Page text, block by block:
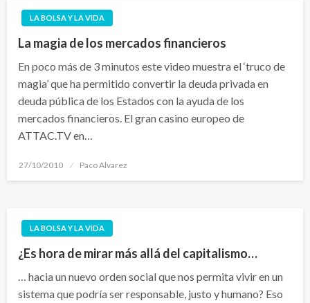
LA BOLSA Y LA VIDA
La magia de los mercados financieros
En poco más de 3 minutos este video muestra el ‘truco de
magia’ que ha permitido convertir la deuda privada en
deuda pública de los Estados con la ayuda de los
mercados financieros. El gran casino europeo de
ATTAC.TV en…
Publicado
27/10/2010 Paco Alvarez
LA BOLSA Y LA VIDA
¿Es hora de mirar más allá del capitalismo…
… hacia un nuevo orden social que nos permita vivir en un
sistema que podría ser responsable, justo y humano? Eso